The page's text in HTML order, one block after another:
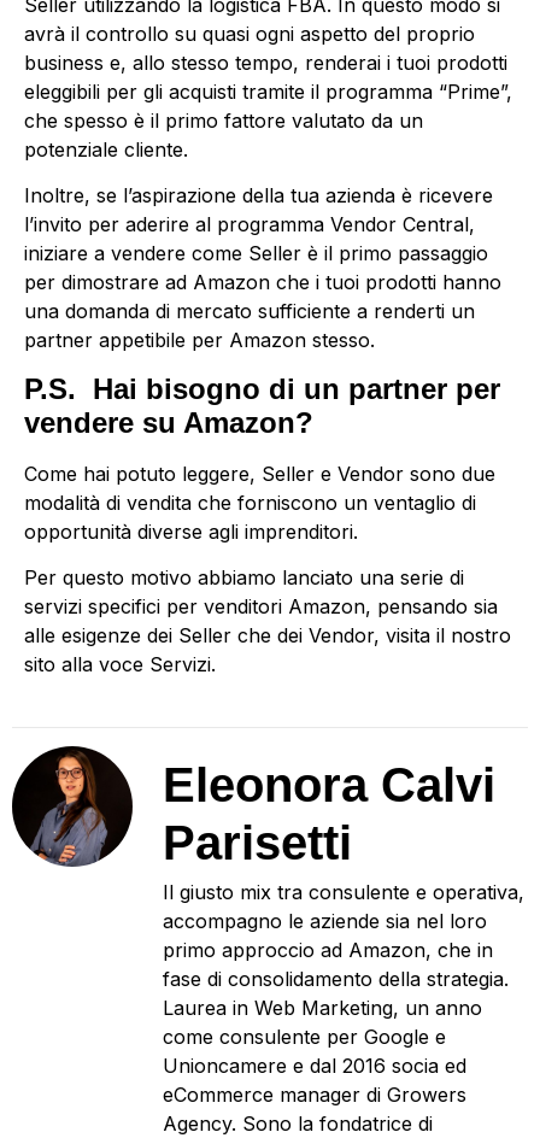
Seller utilizzando la logistica FBA. In questo modo si
avrà il controllo su quasi ogni aspetto del proprio
business e, allo stesso tempo, renderai i tuoi prodotti
eleggibili per gli acquisti tramite il programma “Prime”,
che spesso è il primo fattore valutato da un
potenziale cliente.
Inoltre, se l’aspirazione della tua azienda è ricevere
l’invito per aderire al programma Vendor Central,
iniziare a vendere come Seller è il primo passaggio
per dimostrare ad Amazon che i tuoi prodotti hanno
una domanda di mercato sufficiente a renderti un
partner appetibile per Amazon stesso.
P.S. Hai bisogno di un partner per
vendere su Amazon?
Come hai potuto leggere, Seller e Vendor sono due
modalità di vendita che forniscono un ventaglio di
opportunità diverse agli imprenditori.
Per questo motivo abbiamo lanciato una serie di
servizi specifici per venditori Amazon, pensando sia
alle esigenze dei Seller che dei Vendor, visita il nostro
sito alla voce Servizi.
Eleonora Calvi
Parisetti
Il giusto mix tra consulente e operativa,
accompagno le aziende sia nel loro
primo approccio ad Amazon, che in
fase di consolidamento della strategia.
Laurea in Web Marketing, un anno
come consulente per Google e
Unioncamere e dal 2016 socia ed
eCommerce manager di Growers
Agency. Sono la fondatrice di